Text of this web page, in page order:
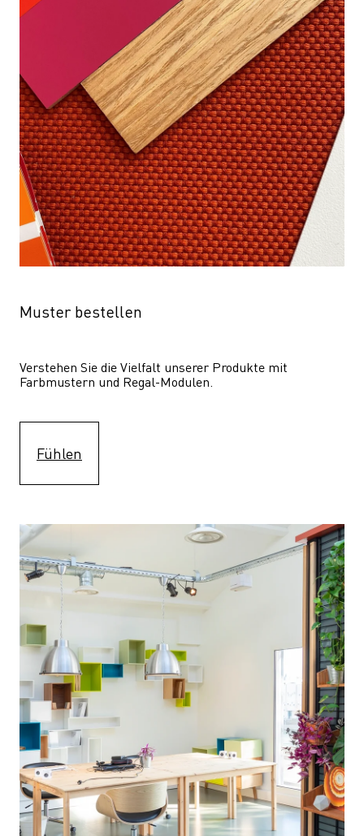
Muster bestellen
Verstehen Sie die Vielfalt unserer Produkte mit
Farbmustern und Regal-Modulen.
Fühlen